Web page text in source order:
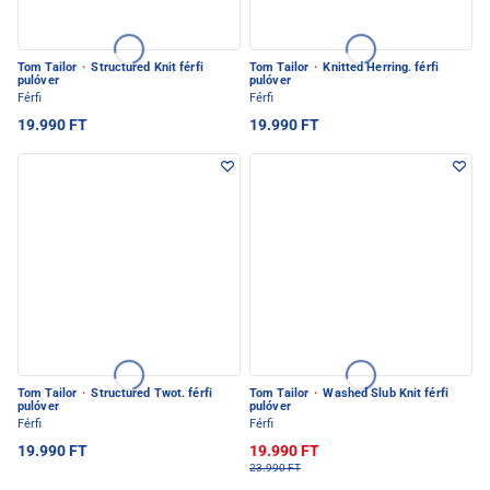
Tom Tailor · Structured Knit férfi
pulóver
Férfi
19.990 FT
Tom Tailor · Knitted Herring. férfi
pulóver
Férfi
19.990 FT
Tom Tailor · Structured Twot. férfi
pulóver
Férfi
19.990 FT
Tom Tailor · Washed Slub Knit férfi
pulóver
Férfi
19.990 FT
23.990 FT